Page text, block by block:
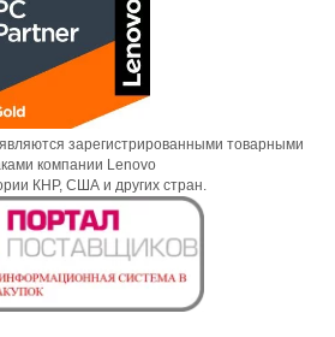
зарегистрированными товарными
компании Lenovo
КНР, США и других стран.